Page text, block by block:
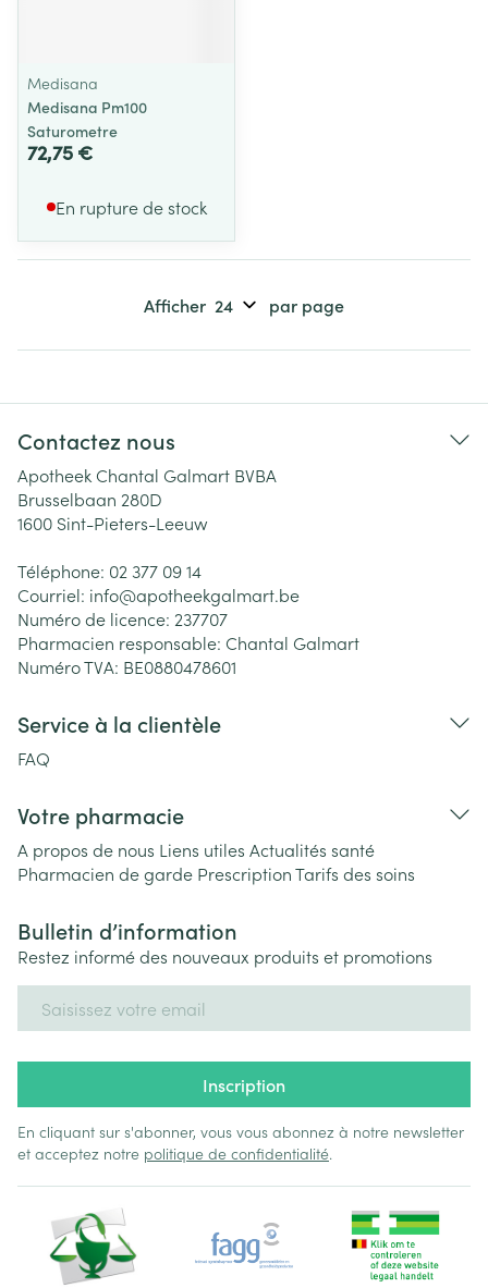
Medisana
Medisana Pm100
Saturometre
72,75 €
En rupture de stock
Afficher par page
Contactez nous
Apotheek Chantal Galmart BVBA
Brusselbaan 280D
1600 Sint-Pieters-Leeuw
Téléphone: 02 377 09 14
Courriel: info@apotheekgalmart.be
Numéro de licence: 237707
Pharmacien responsable: Chantal Galmart
Numéro TVA: BE0880478601
Service à la clientèle
FAQ
Votre pharmacie
A propos de nous Liens utiles Actualités santé
Pharmacien de garde PrescriptionTarifs des soins
Bulletin d’information
Restez informé des nouveaux produits et promotions
Inscription
En cliquant sur s'abonner, vous vous abonnez à notre newsletter
et acceptez notre politique de confidentialité.